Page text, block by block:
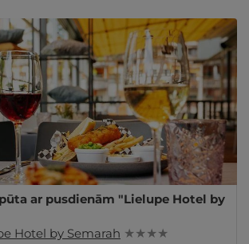
ar pusdienām "Lielupe Hotel by
Hotel by Semarah ★ ★ ★ ★